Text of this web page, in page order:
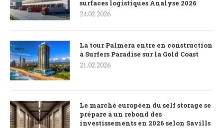
surfaces logistiques Analyse 2026
24.02.2026
La tour Palmera entre en construction
à Surfers Paradise sur la Gold Coast
21.02.2026
Le marché européen du self storage se
prépare à un rebond des
investissements en 2026 selon Savills